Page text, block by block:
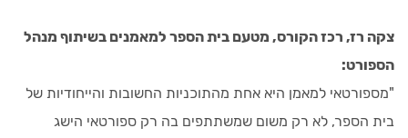
צקה רז, רכז הקורס, מטעם בית הספר למאמנים בשיתוף מנהל
הספורט:
"מספורטאי למאמן היא אחת מהתוכניות החשובות והייחודיות של
בית הספר, לא רק משום שמשתתפים בה רק ספורטאי הישג